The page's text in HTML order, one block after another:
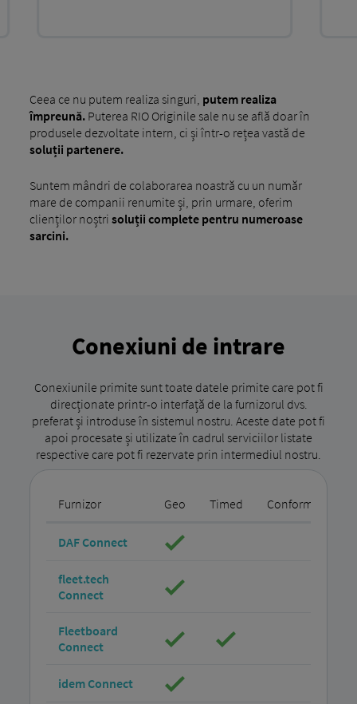
Ceea ce nu putem realiza singuri, putem realiza
împreună.Puterea RIO Originile sale nu se află doar în
produsele dezvoltate intern, ci și într-o rețea vastă de
soluții partenere.
Suntem mândri de colaborarea noastră cu un număr
mare de companii renumite și, prin urmare, oferim
clienților noștri soluții complete pentru numeroase
sarcini.
Conexiuni de intrare
Conexiunile primite sunt toate datele primite care pot fi
direcționate printr-o interfață de la furnizorul dvs.
preferat și introduse în sistemul nostru. Aceste date pot fi
apoi procesate și utilizate în cadrul serviciilor listate
respective care pot fi rezervate prin intermediul nostru.
Furnizor Geo Timed Conform
DAF Connect
fleet.tech
Connect
Fleetboard
Connect
idem Connect